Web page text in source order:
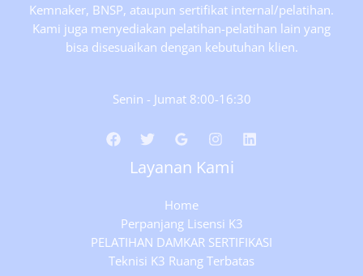
Kemnaker, BNSP, ataupun sertifikat internal/pelatihan.
Kami juga menyediakan pelatihan-pelatihan lain yang
bisa disesuaikan dengan kebutuhan klien.
Senin - Jumat 8:00-16:30
Layanan Kami
Home
Perpanjang Lisensi K3
PELATIHAN DAMKAR SERTIFIKASI
Teknisi K3 Ruang Terbatas